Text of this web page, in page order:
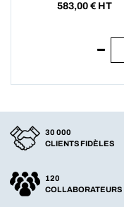
583,00 € HT
30 000
CLIENTS FIDÈLES
120
COLLABORATEURS